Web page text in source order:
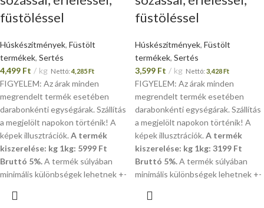
füstöléssel
Húskészítmények, Füstölt
termékek, Sertés
4,499 Ft kg Nettó:4,285Ft
FIGYELEM: Az árak minden
megrendelt termék esetében
darabonkénti egységárak. Szállítás
a megjelölt napokon történik! A
képek illusztrációk. A termék
kiszerelése: kg 1kg: 5999 Ft
Bruttó 5%.A termék súlyában
minimális különbségek lehetnek +-
füstöléssel
Húskészítmények, Füstölt
termékek, Sertés
3,599 Ft kg Nettó: 3,428Ft
FIGYELEM: Az árak minden
megrendelt termék esetében
darabonkénti egységárak. Szállítás
a megjelölt napokon történik! A
képek illusztrációk. A termék
kiszerelése: kg 1kg: 3199 Ft
Bruttó 5%.A termék súlyában
minimális különbségek lehetnek +-